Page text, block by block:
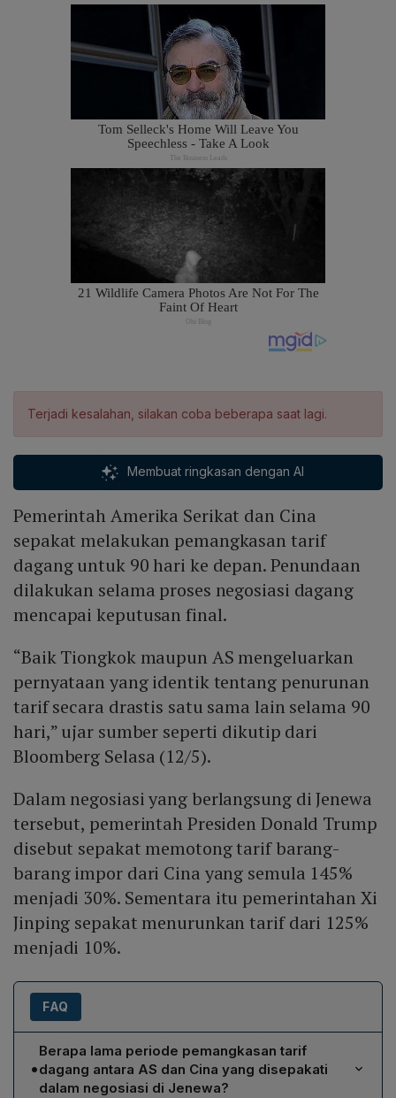
Terjadi kesalahan, silakan coba beberapa saat lagi.
Membuat ringkasan dengan AI
Pemerintah Amerika Serikat dan Cina
sepakat melakukan pemangkasan tarif
dagang untuk 90 hari ke depan. Penundaan
dilakukan selama proses negosiasi dagang
mencapai keputusan final.
“Baik Tiongkok maupun AS mengeluarkan
pernyataan yang identik tentang penurunan
tarif secara drastis satu sama lain selama 90
hari,” ujar sumber seperti dikutip dari
Bloomberg Selasa (12/5).
Dalam negosiasi yang berlangsung di Jenewa
tersebut, pemerintah Presiden Donald Trump
disebut sepakat memotong tarif barang-
barang impor dari Cina yang semula 145%
menjadi 30%. Sementara itu pemerintahan Xi
Jinping sepakat menurunkan tarif dari 125%
menjadi 10%.
FAQ
•
Berapa lama periode pemangkasan tarif
dagang antara AS dan Cina yang disepakati
dalam negosiasi di Jenewa?